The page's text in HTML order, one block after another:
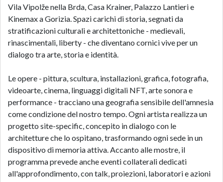
Vila Vipolže nella Brda, Casa Krainer, Palazzo Lantieri e
Kinemax a Gorizia. Spazi carichi di storia, segnati da
stratificazioni culturali e architettoniche - medievali,
rinascimentali, liberty - che diventano cornici vive per un
dialogo tra arte, storia e identità.
Le opere - pittura, scultura, installazioni, grafica, fotografia,
videoarte, cinema, linguaggi digitali NFT, arte sonora e
performance - tracciano una geografia sensibile dell'amnesia
come condizione del nostro tempo. Ogni artista realizza un
progetto site-specific, concepito in dialogo con le
architetture che lo ospitano, trasformando ogni sede in un
dispositivo di memoria attiva. Accanto alle mostre, il
programma prevede anche eventi collaterali dedicati
all'approfondimento, con talk, proiezioni, laboratori e azioni